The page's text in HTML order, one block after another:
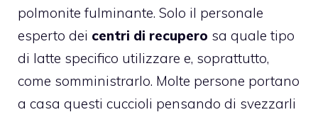
polmonite fulminante. Solo il personale
esperto dei centri di recupero sa quale tipo
di latte specifico utilizzare e, soprattutto,
come somministrarlo. Molte persone portano
a casa questi cuccioli pensando di svezzarli